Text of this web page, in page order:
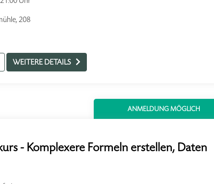
208
WEITERE DETAILS
ANMELDUNG MÖGLICH
- Komplexere Formeln erstellen, Daten